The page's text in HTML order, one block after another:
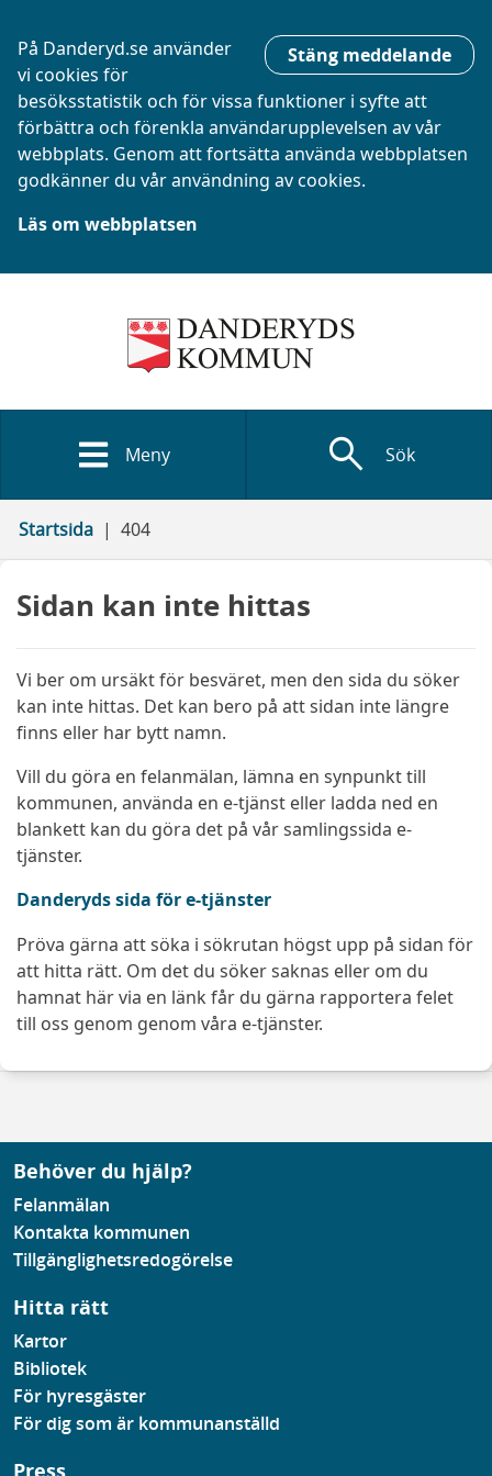
Stäng meddelande
På Danderyd.se använder
vi cookies för
besöksstatistik och för vissa funktioner i syfte att
förbättra och förenkla användarupplevelsen av vår
webbplats. Genom att fortsätta använda webbplatsen
godkänner du vår användning av cookies.
Läs om webbplatsen
Meny search Sök
Startsida 404
Sidan kan inte hittas
Vi ber om ursäkt för besväret, men den sida du söker
kan inte hittas. Det kan bero på att sidan inte längre
finns eller har bytt namn.
Vill du göra en felanmälan, lämna en synpunkt till
kommunen, använda en e-tjänst eller ladda ned en
blankett kan du göra det på vår samlingssida e-
tjänster.
Danderyds sida för e-tjänster
Pröva gärna att söka i sökrutan högst upp på sidan för
att hitta rätt. Om det du söker saknas eller om du
hamnat här via en länk får du gärna rapportera felet
till oss genom genom våra e-tjänster.
Behöver du hjälp?
Felanmälan
Kontakta kommunen
Tillgänglighetsredogörelse
Hitta rätt
Kartor
Bibliotek
För hyresgäster
För dig som är kommunanställd
Press